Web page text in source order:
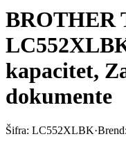
BROTHER
kapacitet,
dokumente
Šifra: LC552XLBK·Brend: